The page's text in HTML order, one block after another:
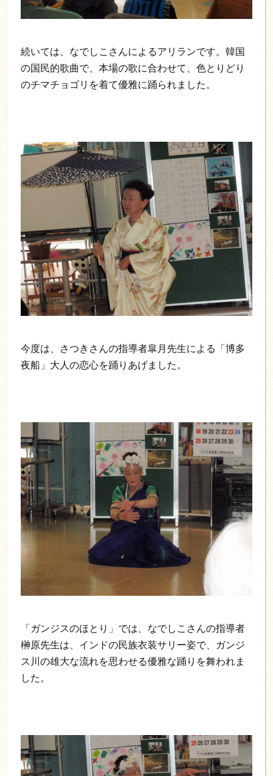
続いては、なでしこさんによるアリランです。韓国
の国民的歌曲で、本場の歌に合わせて、色とりどり
のチマチョゴリを着て優雅に踊られました。
今度は、さつきさんの指導者皐月先生による「博多
夜船」大人の恋心を踊りあげました。
「ガンジスのほとり」では、なでしこさんの指導者
榊原先生は、インドの民族衣装サリー姿で、ガンジ
ス川の雄大な流れを思わせる優雅な踊りを舞われま
した。